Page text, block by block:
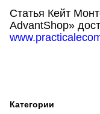
Категории
Статья Кейт
AdvantShop»